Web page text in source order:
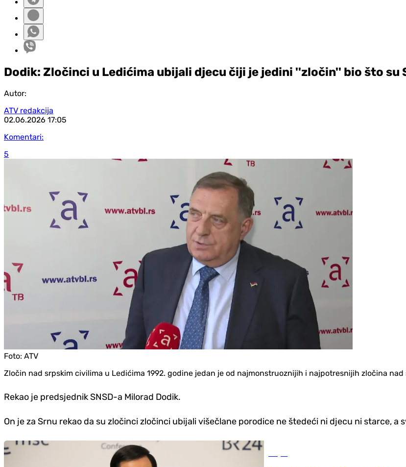
Dodik: Zločinci u Ledićima ubijali djecu čiji je jedini ''zločin'' bio što su
Autor:
ATV redakcija
02.06.2026 17:05
Komentari:
5
Foto: ATV
Zločin nad srpskim civilima u Ledićima 1992. godine jedan je od najmonstruoznijih i najpotresnijih zločina
Rekao je predsjednik SNSD-a Milorad Dodik.
On je za Srnu rekao da su zločinci zločinci ubijali višečlane porodice ne štedeći ni djecu ni starce,